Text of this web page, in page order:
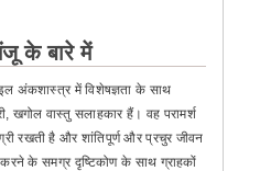
के बारे में
अंकशास्त्र में विशेषज्ञता के साथ
खगोल वास्तु सलाहकार हैं। वह परामर्श
रखती है और शांतिपूर्ण और प्रचुर जीवन
के समग्र दृष्टिकोण के साथ ग्राहकों